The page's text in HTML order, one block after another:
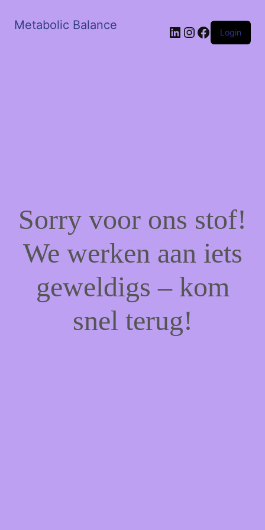
Metabolic Balance LinkedIn
Instagram
Facebook
Login
Sorry voor ons stof!
We werken aan iets
geweldigs – kom
snel terug!